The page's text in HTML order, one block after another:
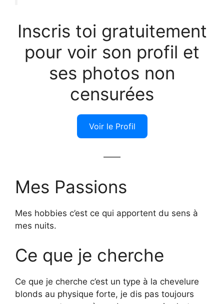
Inscris toi gratuitement
pour voir son profil et
ses photos non
censurées
Voir le Profil
——
Mes Passions
Mes hobbies c’est ce qui apportent du sens à
mes nuits.
Ce que je cherche
Ce que je cherche c’est un type à la chevelure
blonds au physique forte, je dis pas toujours